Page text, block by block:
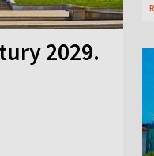
2029.